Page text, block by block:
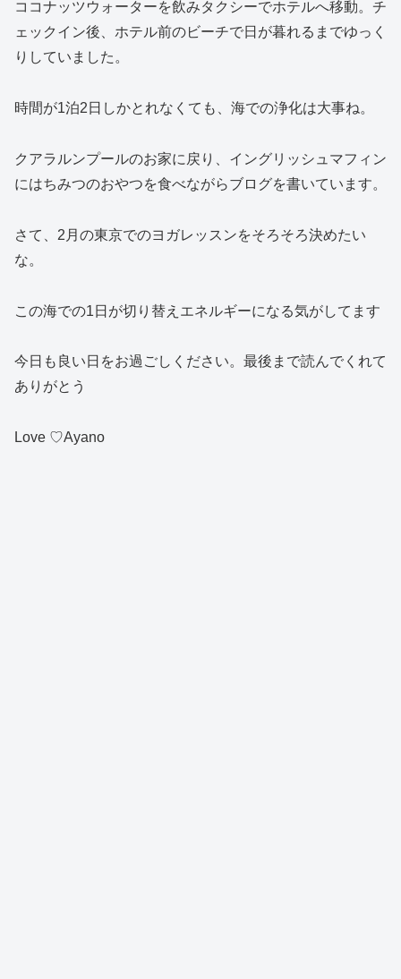
ココナッツウォーターを飲みタクシーでホテルへ移動。チ
ェックイン後、ホテル前のビーチで日が暮れるまでゆっく
りしていました。
時間が1泊2日しかとれなくても、海での浄化は大事ね。
クアラルンプールのお家に戻り、イングリッシュマフィン
にはちみつのおやつを食べながらブログを書いています。
さて、2月の東京でのヨガレッスンをそろそろ決めたい
な。
この海での1日が切り替えエネルギーになる気がしてます
今日も良い日をお過ごしください。最後まで読んでくれて
ありがとう
Love ♡Ayano